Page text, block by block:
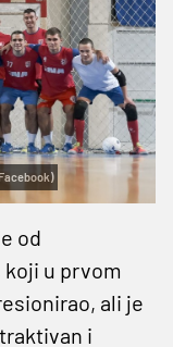
od
u prvom
ali je
i